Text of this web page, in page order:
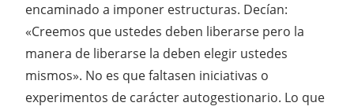
encaminado a imponer estructuras. Decían:
«Creemos que ustedes deben liberarse pero la
manera de liberarse la deben elegir ustedes
mismos». No es que faltasen iniciativas o
experimentos de carácter autogestionario. Lo que